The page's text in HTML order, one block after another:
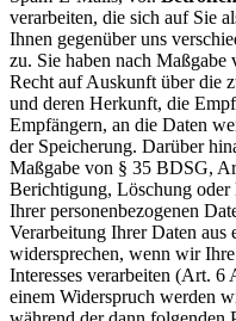
verarbeiten, die sich auf Sie
Ihnen gegenüber uns
zu. Sie haben nach
Recht auf Auskunft über die
und deren Herkunft, die
Empfängern, an die Daten
der Speicherung. Darüber
Maßgabe von § 35 BDSG,
Berichtigung, Löschung
Ihrer personenbezogenen
Verarbeitung Ihrer Daten aus
widersprechen, wenn wir
Interesses verarbeiten (Art.
einem Widerspruch werden